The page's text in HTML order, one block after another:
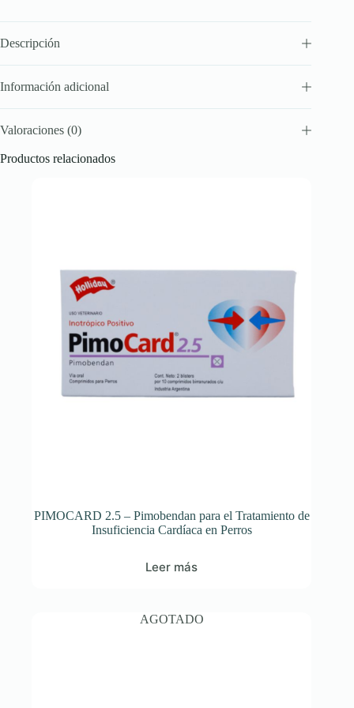
Descripción
Información adicional
Valoraciones (0)
Productos relacionados
PIMOCARD 2.5 – Pimobendan para el Tratamiento de
Insuficiencia Cardíaca en Perros
Leer más
AGOTADO